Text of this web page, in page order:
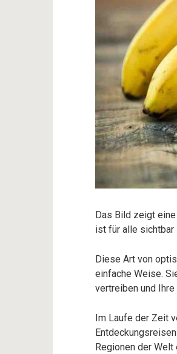
Das Bild zeigt
ist für alle sichtbar
Diese Art von
einfache Weise.
vertreiben und
Im Laufe der Zeit
Regionen der